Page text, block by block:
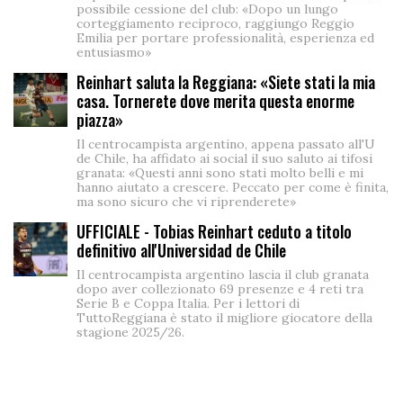
possibile cessione del club: «Dopo un lungo
corteggiamento reciproco, raggiungo Reggio
Emilia per portare professionalità, esperienza ed
entusiasmo»
Reinhart saluta la Reggiana: «Siete stati la mia
casa. Tornerete dove merita questa enorme
piazza»
Il centrocampista argentino, appena passato all'U
de Chile, ha affidato ai social il suo saluto ai tifosi
granata: «Questi anni sono stati molto belli e mi
hanno aiutato a crescere. Peccato per come è finita,
ma sono sicuro che vi riprenderete»
UFFICIALE - Tobias Reinhart ceduto a titolo
definitivo all'Universidad de Chile
Il centrocampista argentino lascia il club granata
dopo aver collezionato 69 presenze e 4 reti tra
Serie B e Coppa Italia. Per i lettori di
TuttoReggiana è stato il migliore giocatore della
stagione 2025/26.